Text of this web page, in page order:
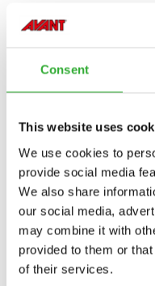
Consent
This website uses
We use cookies to
provide social media
We also share
our social media,
may combine it with
provided to them or
of their services.
wetgeving inzake
persoonsgegevens.
gerechtigd om
Sommige van de
of hun sub-verwerkers
EER. In dergelijke
van de gegevens door
Commissie een besluit
het betreffende land